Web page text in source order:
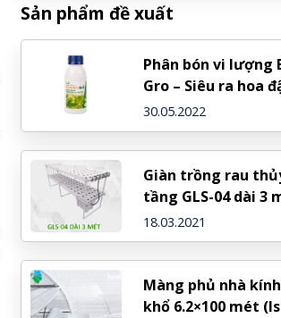
Sản phẩm đề xuất
Phân bón vi lượng
Gro – Siêu ra hoa
30.05.2022
Giàn trồng rau
tầng GLS-04 dài 3
rọ trồng
18.03.2021
Màng phủ nhà
khổ 6.2×100 mét